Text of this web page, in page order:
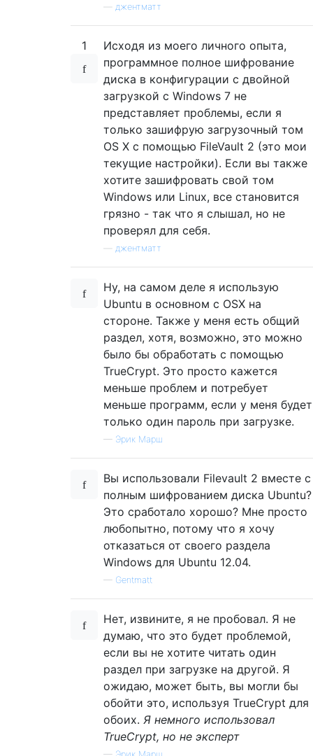
джентматт
1
Исходя из моего личного опыта,
программное полное шифрование
диска в конфигурации с двойной
загрузкой с Windows 7 не
представляет проблемы, если я
только зашифрую загрузочный том
OS X с помощью FileVault 2 (это мои
текущие настройки). Если вы также
хотите зашифровать свой том
Windows или Linux, все становится
грязно - так что я слышал, но не
проверял для себя.
джентматт
Ну, на самом деле я использую
Ubuntu в основном с OSX на
стороне. Также у меня есть общий
раздел, хотя, возможно, это можно
было бы обработать с помощью
TrueCrypt. Это просто кажется
меньше проблем и потребует
меньше программ, если у меня будет
только один пароль при загрузке.
— Эрик Марш
Вы использовали Filevault 2 вместе с
полным шифрованием диска Ubuntu?
Это сработало хорошо? Мне просто
любопытно, потому что я хочу
отказаться от своего раздела
Windows для Ubuntu 12.04.
— Gentmatt
Нет, извините, я не пробовал. Я не
думаю, что это будет проблемой,
если вы не хотите читать один
раздел при загрузке на другой. Я
ожидаю, может быть, вы могли бы
обойти это, используя TrueCrypt для
обоих. Я немного использовал
TrueCrypt, но не эксперт